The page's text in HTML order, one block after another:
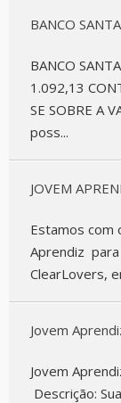
BANCO
BANCO
1.092,13
SE SOBRE A
poss...
JOVEM
Estamos com
Aprendiz
ClearLovers,
Jovem
Jovem
Descrição: